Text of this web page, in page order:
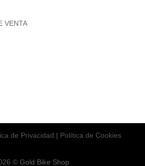
VENTA
de Privacidad | Política de Cookies
© Gold Bike Shop